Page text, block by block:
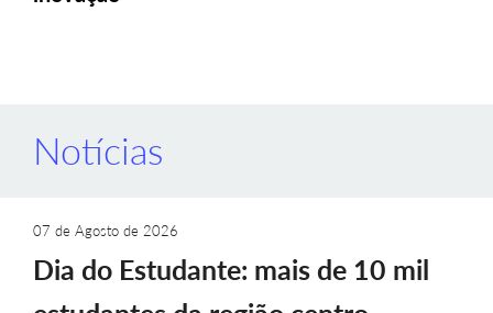
Notícias
07 de Agosto de 2026
Dia do Estudante: mais de 10 mil